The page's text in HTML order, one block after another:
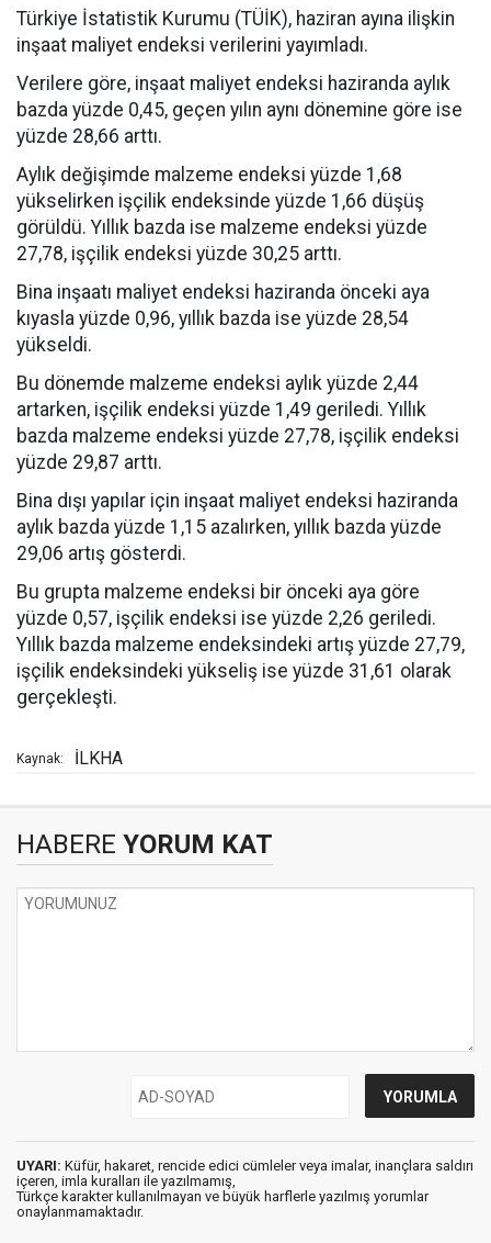
Türkiye İstatistik Kurumu (TÜİK), haziran ayına ilişkin
inşaat maliyet endeksi verilerini yayımladı.
Verilere göre, inşaat maliyet endeksi haziranda aylık
bazda yüzde 0,45, geçen yılın aynı dönemine göre ise
yüzde 28,66 arttı.
Aylık değişimde malzeme endeksi yüzde 1,68
yükselirken işçilik endeksinde yüzde 1,66 düşüş
görüldü. Yıllık bazda ise malzeme endeksi yüzde
27,78, işçilik endeksi yüzde 30,25 arttı.
Bina inşaatı maliyet endeksi haziranda önceki aya
kıyasla yüzde 0,96, yıllık bazda ise yüzde 28,54
yükseldi.
Bu dönemde malzeme endeksi aylık yüzde 2,44
artarken, işçilik endeksi yüzde 1,49 geriledi. Yıllık
bazda malzeme endeksi yüzde 27,78, işçilik endeksi
yüzde 29,87 arttı.
Bina dışı yapılar için inşaat maliyet endeksi haziranda
aylık bazda yüzde 1,15 azalırken, yıllık bazda yüzde
29,06 artış gösterdi.
Bu grupta malzeme endeksi bir önceki aya göre
yüzde 0,57, işçilik endeksi ise yüzde 2,26 geriledi.
Yıllık bazda malzeme endeksindeki artış yüzde 27,79,
işçilik endeksindeki yükseliş ise yüzde 31,61 olarak
gerçekleşti.
Kaynak: İLKHA
HABERE YORUM KAT
UYARI: Küfür, hakaret, rencide edici cümleler veya imalar, inançlara saldırı
içeren, imla kuralları ile yazılmamış,
Türkçe karakter kullanılmayan ve büyük harflerle yazılmış yorumlar
onaylanmamaktadır.